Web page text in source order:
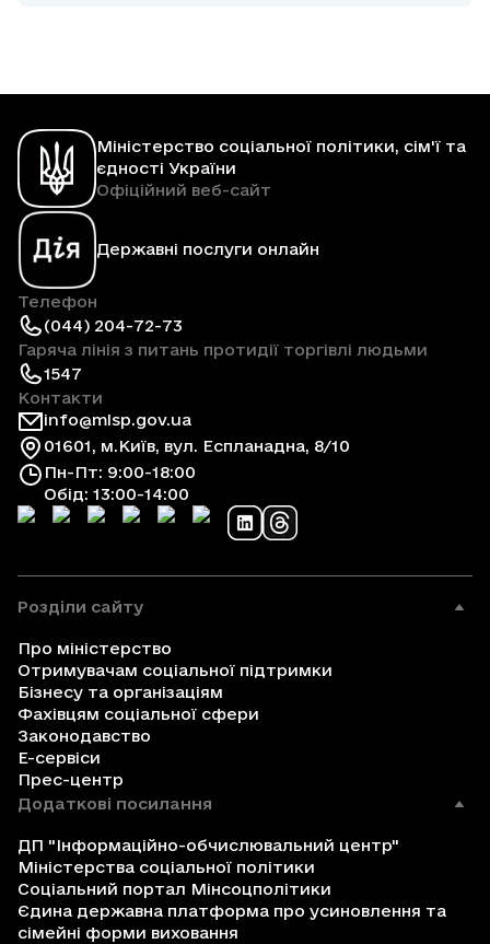
Міністерство соціальної політики, сім'ї та
єдності України
Офіційний веб-сайт
Державні послуги онлайн
Телефон
(044) 204-72-73
Гаряча лінія з питань протидії торгівлі людьми
1547
Контакти
info@mlsp.gov.ua
01601, м.Київ, вул. Еспланадна, 8/10
Пн-Пт: 9:00-18:00
Обід: 13:00-14:00
Розділи сайту
Про міністерство
Отримувачам соціальної підтримки
Бізнесу та організаціям
Фахівцям соціальної сфери
Законодавство
Е-сервіси
Прес-центр
Додаткові посилання
ДП "Інформаційно-обчислювальний центр"
Міністерства соціальної політики
Соціальний портал Мінсоцполітики
Єдина державна платформа про усиновлення та
сімейні форми виховання